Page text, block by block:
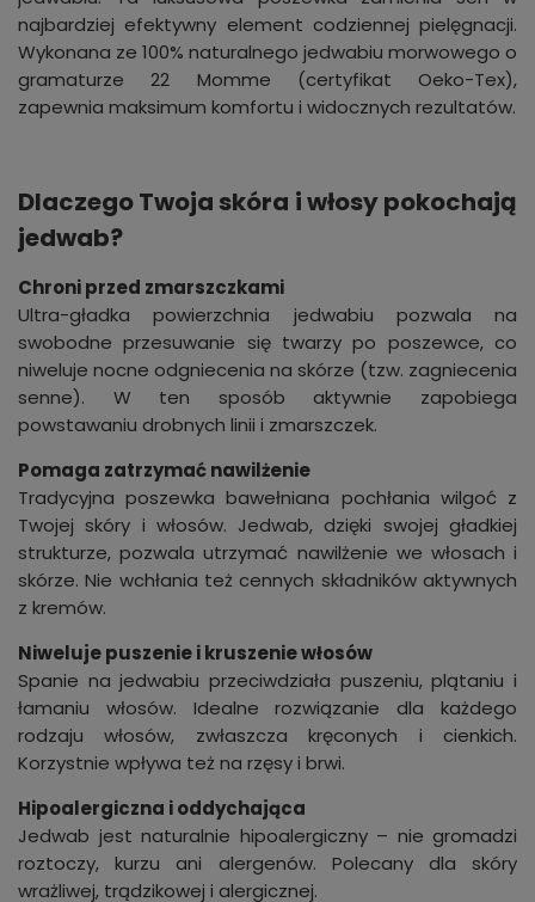
najbardziej efektywny element codziennej pielęgnacji.
Wykonana ze 100% naturalnego jedwabiu morwowego o
gramaturze 22 Momme (certyfikat Oeko-Tex),
zapewnia maksimum komfortu i widocznych rezultatów.
Dlaczego Twoja skóra i włosy pokochają
jedwab?
Chroni przed zmarszczkami
Ultra-gładka powierzchnia jedwabiu pozwala na
swobodne przesuwanie się twarzy po poszewce, co
niweluje nocne odgniecenia na skórze (tzw. zagniecenia
senne). W ten sposób aktywnie zapobiega
powstawaniu drobnych linii i zmarszczek.
Pomaga zatrzymać nawilżenie
Tradycyjna poszewka bawełniana pochłania wilgoć z
Twojej skóry i włosów. Jedwab, dzięki swojej gładkiej
strukturze, pozwala utrzymać nawilżenie we włosach i
skórze. Nie wchłania też cennych składników aktywnych
z kremów.
Niweluje puszenie i kruszenie włosów
Spanie na jedwabiu przeciwdziała puszeniu, plątaniu i
łamaniu włosów. Idealne rozwiązanie dla każdego
rodzaju włosów, zwłaszcza kręconych i cienkich.
Korzystnie wpływa też na rzęsy i brwi.
Hipoalergiczna i oddychająca
Jedwab jest naturalnie hipoalergiczny – nie gromadzi
roztoczy, kurzu ani alergenów. Polecany dla skóry
wrażliwej, trądzikowej i alergicznej.